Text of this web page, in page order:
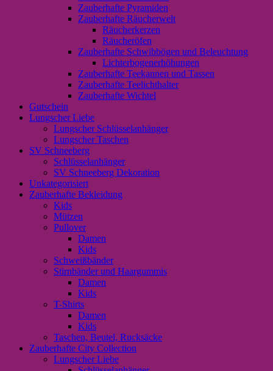
Zauberhafte Pyramiden
Zauberhafte Räucherwelt
Räucherkerzen
Räucheröfen
Zauberhafte Schwibbögen und Beleuchtung
Lichterbogenerhöhungen
Zauberhafte Teekannen und Tassen
Zauberhafte Teelichthalter
Zauberhafte Wichtel
Gutschein
Lungscher Liebe
Lungscher Schlüsselanhänger
Lungscher Taschen
SV Schneeberg
Schlüsselanhänger
SV Schneeberg Dekoration
Unkategorisiert
Zauberhafte Bekleidung
Kids
Mützen
Pullover
Damen
Kids
Schweißbänder
Stirnbänder und Haargummis
Damen
Kids
T-Shirts
Damen
Kids
Taschen, Beutel, Rucksäcke
Zauberhafte City Collection
Lungscher Liebe